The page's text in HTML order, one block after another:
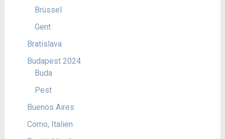
Brüssel
Gent
Bratislava
Budapest 2024
Buda
Pest
Buenos Aires
Como, Italien